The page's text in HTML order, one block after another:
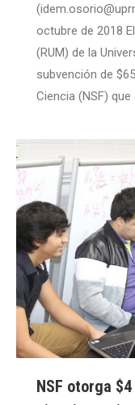
octubre de 2018
(RUM) de la
subvención de
Ciencia (NSF)
NSF otorga